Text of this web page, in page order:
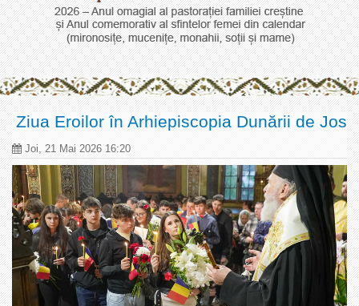
Ziua Eroilor în Arhiepiscopia Dunării de Jos
Joi, 21 Mai 2026 16:20